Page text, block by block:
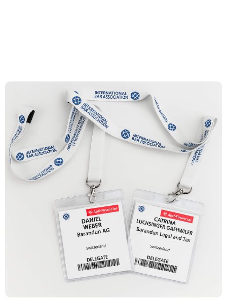
Équipe
Actualités et
Insights
À propos de nous
Carrière
Contact Zurich
Löwenstrasse 1
T: +41 44 266 56 56
F: +41 44 266 56 66
M: zh@barandun-law.ch
Bahnhofstrasse 17